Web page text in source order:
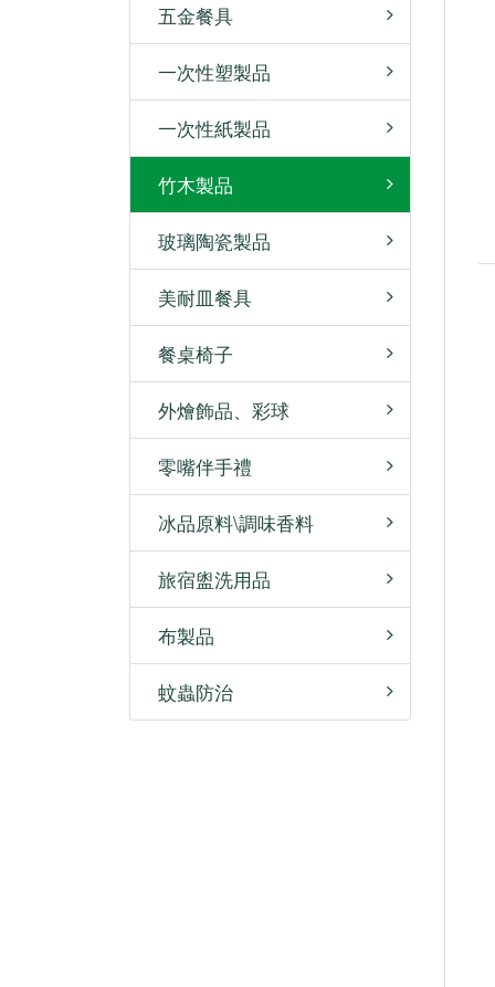
五金餐具
一次性塑製品
一次性紙製品
竹木製品
玻璃陶瓷製品
美耐皿餐具
餐桌椅子
外燴飾品、彩球
零嘴伴手禮
冰品原料\調味香料
旅宿盥洗用品
布製品
蚊蟲防治